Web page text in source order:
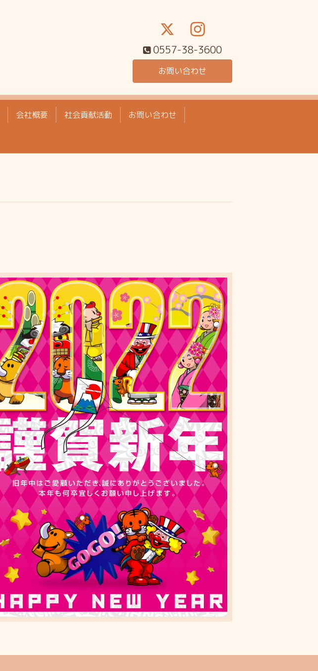
0557-38-3600
お問い合わせ
会社概要 社会貢献活動 お問い合わせ